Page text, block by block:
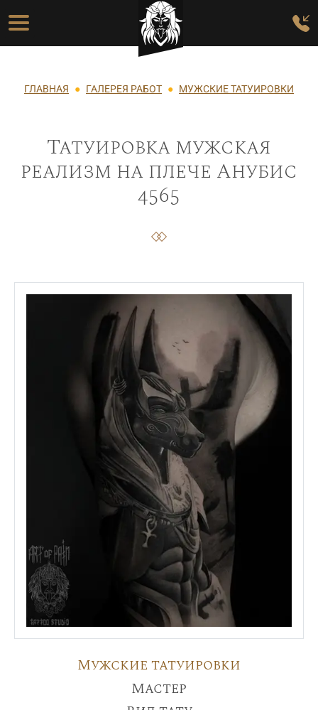
Перейти к основному содержанию
Основная навигация
Строка навигации
ГЛАВНАЯ ГАЛЕРЕЯ РАБОТ МУЖСКИЕ ТАТУИРОВКИ
Татуировка мужская
реализм на плече Анубис
4565
Мужские татуировки
Мастер